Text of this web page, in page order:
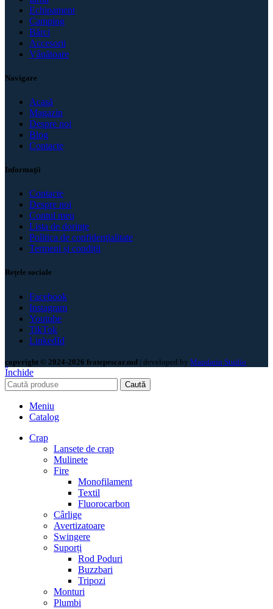
Echipament
Camping
Bărci
Accesorii
Vânătoare
Navigare
Acasă
Magazin
Despre noi
Blog
Contacte
Informaţii
Contacte
Despre noi
Contul meu
Lista de dorințe
Politica de confidenţialitate
Termeni și condiții
Rețele sociale
Facebook
Instagram
Youtube
TikTok
LinkedId
copyright © 2024-2026 fratepescar.md | developed by Mandarin Studio
Închide
Caută
Meniu
Catalog
Crap
Lansete de crap
Mulinete
Fire
Monofilament
Textil
Fluorocarbon
Cârlige
Avertizatoare
Swingere
Suporți
Rod Poduri
Buzzbari
Tripozi
Monturi
Plumbi